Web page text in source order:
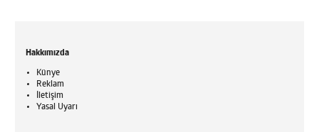
Hakkımızda
Künye
Reklam
İletişim
Yasal Uyarı